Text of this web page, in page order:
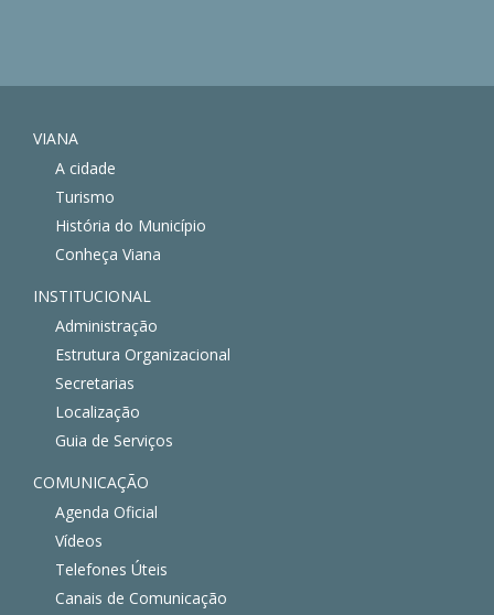
VIANA
A cidade
Turismo
História do Município
Conheça Viana
INSTITUCIONAL
Administração
Estrutura Organizacional
Secretarias
Localização
Guia de Serviços
COMUNICAÇÃO
Agenda Oficial
Vídeos
Telefones Úteis
Canais de Comunicação